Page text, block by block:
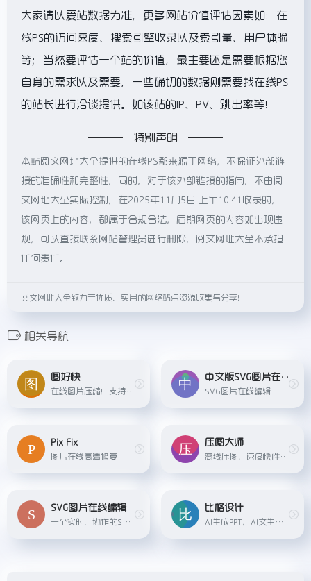
大家请以爱站数据为准，更多网站价值评估因素如：在
线PS的访问速度、搜索引擎收录以及索引量、用户体验
等；当然要评估一个站的价值，最主要还是需要根据您
自身的需求以及需要，一些确切的数据则需要找在线PS
的站长进行洽谈提供。如该站的IP、PV、跳出率等！
特别声明
本站阅文网址大全提供的在线PS都来源于网络，不保证外部链
接的准确性和完整性，同时，对于该外部链接的指向，不由阅
文网址大全实际控制，在2025年11月5日 上午10:41收录时，
该网页上的内容，都属于合规合法，后期网页的内容如出现违
规，可以直接联系网站管理员进行删除，阅文网址大全不承担
任何责任。
阅文网址大全致力于优质、实用的网络站点资源收集与分享！
相关导航
图好快
在线图片压缩！支持GIF动图压缩，PNG压缩，JPG压缩。
中文版SVG图片在线编辑
SVG图片在线编辑
Pix Fix
图片在线高清修复
压图大师
离线压图，速度快性能好，高效便捷，安全放心
SVG图片在线编辑
一个实时、协作的SVG编辑器，带有一个强大的基于Javascript的插件系统，供团队使用。容易扩展和自动化，或创建流程图，UML，网络，等距和网页图表与数千个包含的符号。导出到多种...
比格设计
AI生成PPT，AI文生图，AI抠图，AI图片高清....